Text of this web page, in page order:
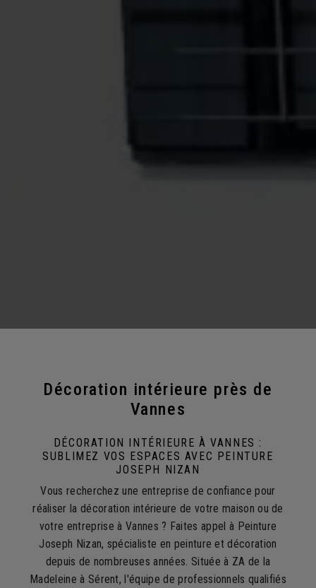
Décoration intérieure près de
Vannes
DÉCORATION INTÉRIEURE À VANNES :
SUBLIMEZ VOS ESPACES AVEC PEINTURE
JOSEPH NIZAN
Vous recherchez une entreprise de confiance pour
réaliser la décoration intérieure de votre maison ou de
votre entreprise à Vannes ? Faites appel à Peinture
Joseph Nizan, spécialiste en peinture et décoration
depuis de nombreuses années. Située à ZA de la
Madeleine à Sérent, l'équipe de professionnels qualifiés